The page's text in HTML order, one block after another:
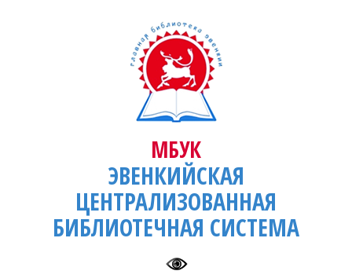
МБУК
ЭВЕНКИЙСКАЯ
ЦЕНТРАЛИЗОВАННАЯ
БИБЛИОТЕЧНАЯ СИСТЕМА